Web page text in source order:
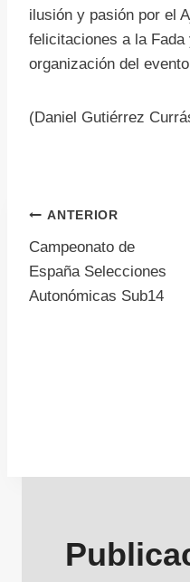
ilusión y pasión por el
felicitaciones a la
organización del
(Daniel Gutiérrez
de
ANTERIOR
Campeonato de
España Selecciones
Autonómicas Sub14